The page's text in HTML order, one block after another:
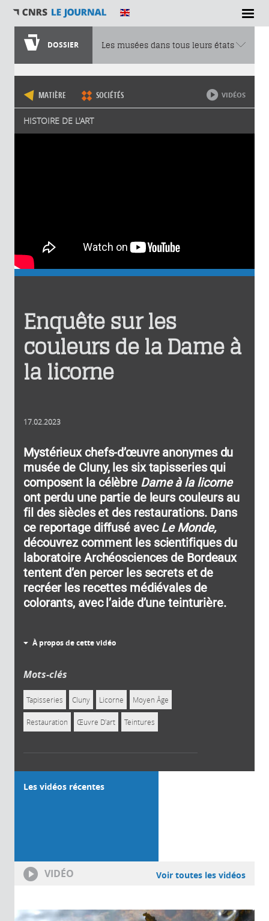
DOSSIER Les musées dans tous leurs états
Vous êtes ici
MATIÈRE SOCIÉTÉS
HISTOIRE DE L'ART
VIDÉOS
Enquête sur les
couleurs de la Dame à
la licorne
17.02.2023
Mystérieux chefs-d’œuvre anonymes du
musée de Cluny, les six tapisseries qui
composent la célèbre Dame à la licorne
ont perdu une partie de leurs couleurs au
fil des siècles et des restaurations. Dans
ce reportage diffusé avecLe Monde,
découvrez comment les scientifiques du
laboratoire Archéosciences de Bordeaux
tentent d’en percer les secrets et de
recréer les recettes médiévales de
colorants, avec l’aide d’une teinturière.
À propos de cette vidéo
Mots-clés
Tapisseries Cluny Licorne Moyen Âge
Restauration Œuvre D'art Teintures
Les vidéos récentes
VIDÉO Voir toutes les vidéos